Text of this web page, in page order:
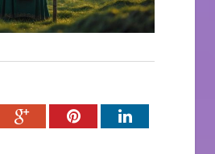
Google+PinterestLinkedIn